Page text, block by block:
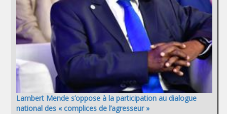
Lambert Mende s’oppose à la participation au dialogue
national des « complices de l’agresseur »